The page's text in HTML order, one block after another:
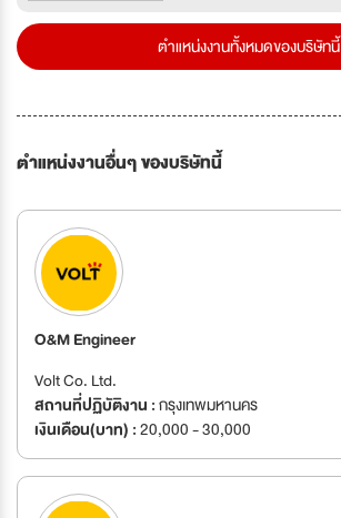
ตำแหน่งงานทั้งหมดของบริษัทนี้
ตำแหน่งงานอื่นๆ ของบริษัทนี้
O&M Engineer
Volt Co. Ltd.
สถานที่ปฏิบัติงาน :กรุงเทพมหานคร
เงินเดือน(บาท) :20,000 - 30,000